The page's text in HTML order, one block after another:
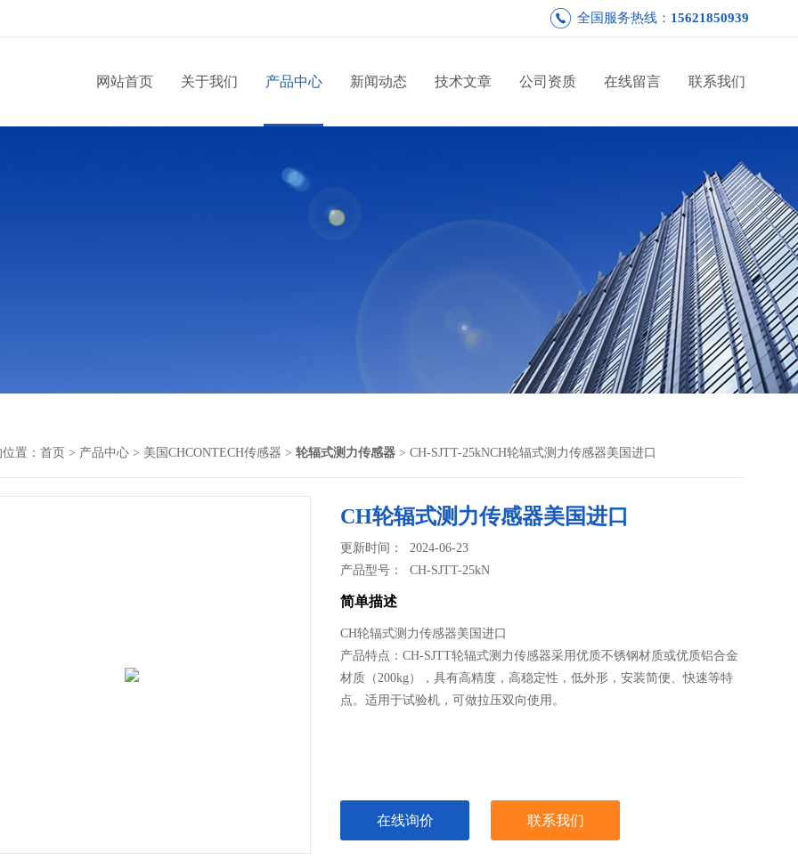
全国服务热线： 15621850939
网站首页 关于我们 产品中心 新闻动态 技术文章 公司资质 在线留言 联系我们
置： 首页 > 产品中心 > 美国CHCONTECH传感器 > 轮辐式测力传感器 > CH-SJTT-25kNCH轮辐式测力传感器美国进口
CH轮辐式测力传感器美国进口
更新时间： 2024-06-23
产品型号：CH-SJTT-25kN
简单描述
CH轮辐式测力传感器美国进口
产品特点：CH-SJTT轮辐式测力传感器采用优质不锈钢材质或优质铝合金
材质（200kg），具有高精度，高稳定性，低外形，安装简便、快速等特
点。适用于试验机，可做拉压双向使用。
在线询价 联系我们